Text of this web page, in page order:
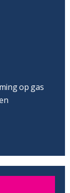
op gas